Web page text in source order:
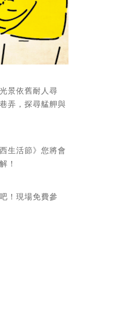
景依舊耐人尋
弄，探尋艋舺與
生活節》您將會
！
！現場免費參